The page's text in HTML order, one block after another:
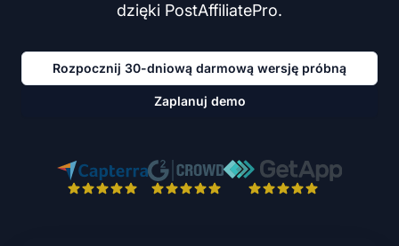
dzięki PostAffiliatePro.
Rozpocznij 30-dniową darmową wersję próbną
Zaplanuj demo